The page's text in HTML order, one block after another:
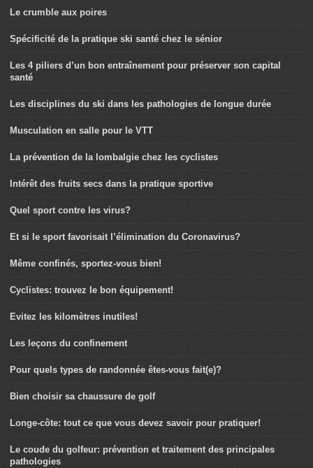
Le crumble aux poires
Spécificité de la pratique ski santé chez le sénior
Les 4 piliers d’un bon entraînement pour préserver son capital
santé
Les disciplines du ski dans les pathologies de longue durée
Musculation en salle pour le VTT
La prévention de la lombalgie chez les cyclistes
Intérêt des fruits secs dans la pratique sportive
Quel sport contre les virus?
Et si le sport favorisait l’élimination du Coronavirus?
Même confinés, sportez-vous bien!
Cyclistes: trouvez le bon équipement!
Evitez les kilomètres inutiles!
Les leçons du confinement
Pour quels types de randonnée êtes-vous fait(e)?
Bien choisir sa chaussure de golf
Longe-côte: tout ce que vous devez savoir pour pratiquer!
Le coude du golfeur: prévention et traitement des principales
pathologies